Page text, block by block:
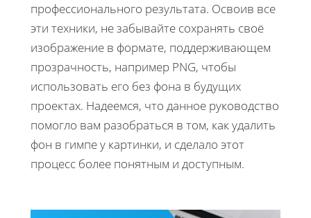
профессионального результата. Освоив все
эти техники, не забывайте сохранять своё
изображение в формате, поддерживающем
прозрачность, например PNG, чтобы
использовать его без фона в будущих
проектах. Надеемся, что данное руководство
помогло вам разобраться в том, как удалить
фон в гимпе у картинки, и сделало этот
процесс более понятным и доступным.